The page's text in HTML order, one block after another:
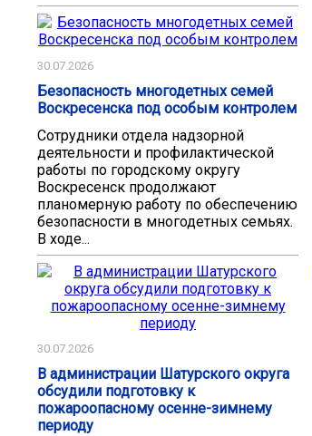
30.07.2026
Безопасность многодетных семей
Воскресенска под особым контролем
Сотрудники отдела надзорной
деятельности и профилактической
работы по городскому округу
Воскресенск продолжают
планомерную работу по обеспечению
безопасности в многодетных семьях.
В ходе...
30.07.2026
В администрации Шатурского округа
обсудили подготовку к
пожароопасному осенне-зимнему
периоду